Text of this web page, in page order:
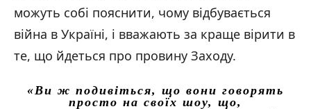
можуть собі пояснити, чому відбувається
війна в Україні, і вважають за краще вірити в
те, що йдеться про провину Заходу.
«Ви ж подивіться, що вони говорять
просто на своїх шоу, що,